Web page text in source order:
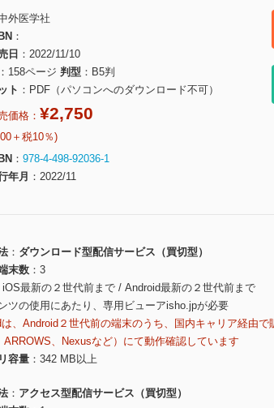
外医学社
日
2022/11/10
158ページ 判型
B5判
ト
PDF（パソコンへのダウンロード不可）
価格： ¥2,750
＋税10％)
978-4-498-92036-1
年月
2022/11
ダウンロード型配信サービス（買切型）
末数
3
iOS最新の２世代前まで / Android最新の２世代前まで
ツの使用にあたり、専用ビューアisho.jpが必要
、Android２世代前の端末のうち、国内キャリア経由で
ARROWS、Nexusなど）にて動作確認しています
容量
342 MB以上
アクセス型配信サービス（買切型）